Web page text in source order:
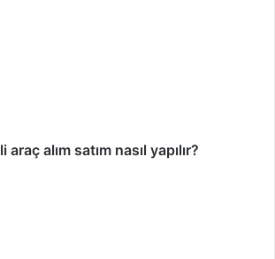
araç alım satım nasıl yapılır?